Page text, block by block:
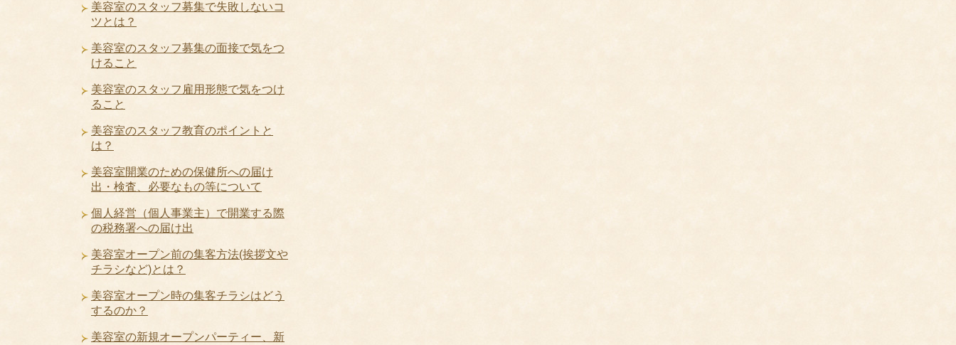
美容室のスタッフ募集で失敗しないコ
ツとは？
美容室のスタッフ募集の面接で気をつ
けること
美容室のスタッフ雇用形態で気をつけ
ること
美容室のスタッフ教育のポイントと
は？
美容室開業のための保健所への届け
出・検査、必要なもの等について
個人経営（個人事業主）で開業する際
の税務署への届け出
美容室オープン前の集客方法(挨拶文や
チラシなど)とは？
美容室オープン時の集客チラシはどう
するのか？
美容室の新規オープンパーティー、新